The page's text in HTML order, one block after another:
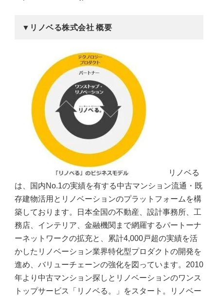
▼リノベる株式会社 概要
リノベる
は、国内No.1の実績を有する中古マンション流通・既
存建物活用とリノベーションのプラットフォームを構
築しております。日本全国の不動産、設計事務所、工
務店、インテリア、金融機関まで網羅するパートーナ
ーネットワークの拡充と、累計4,000戸超の実績を活
かしたリノベーション業界特化型プロダクトの開発を
進め、バリューチェーンの強化を図っています。 2010
年より中古マンション探しとリノベーションのワンス
トップサービス「リノベる。」をスタート。リノベー